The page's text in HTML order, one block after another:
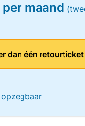
maand
dan één retourticket